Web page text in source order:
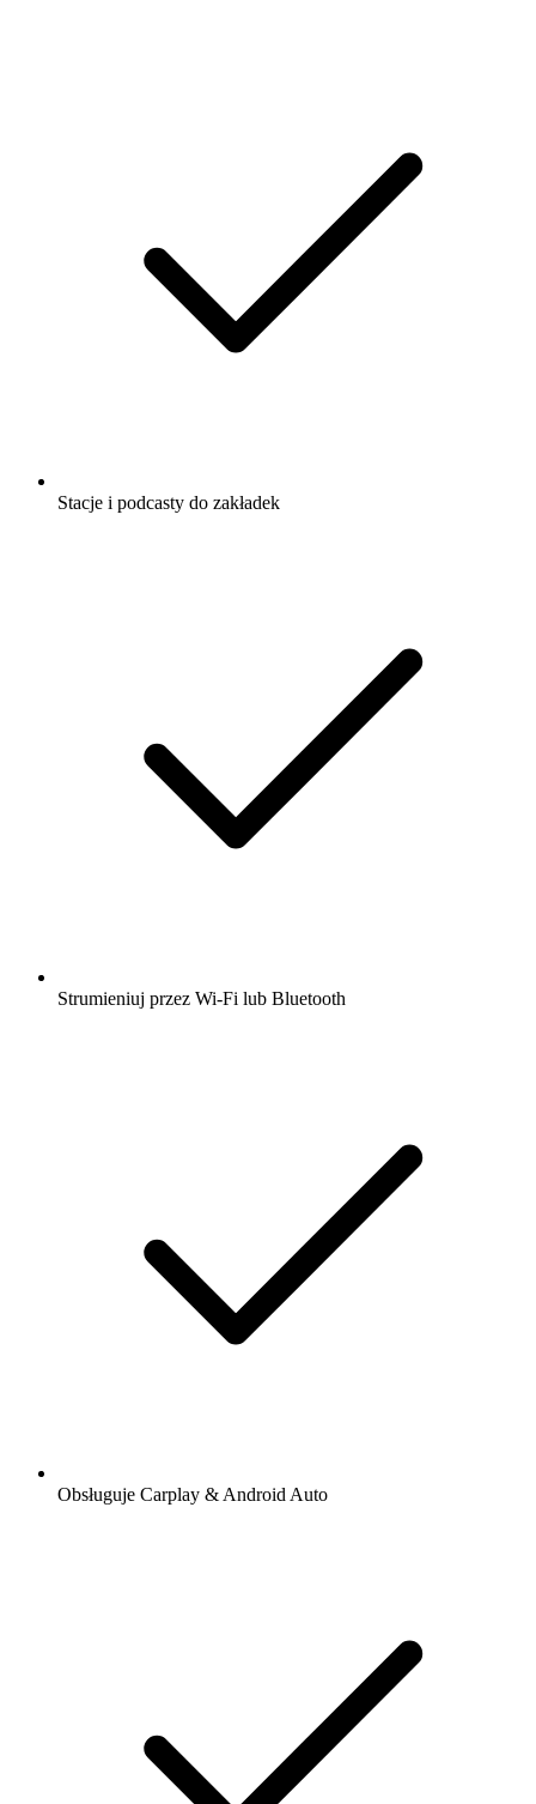
Stacje i podcasty do zakładek
Strumieniuj przez Wi-Fi lub Bluetooth
Obsługuje Carplay & Android Auto